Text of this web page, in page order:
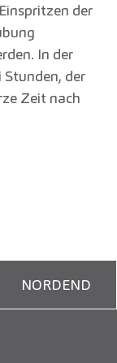
der
In der
Stunden, der
Zeit nach
NORDEND